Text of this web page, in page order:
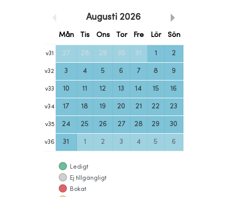
Augusti 2026
Mån Tis Ons Tor Fre Lör Sön
v31 27 28 29 30 31 1 2
v32 3 4 5 6 7 8 9
v33 10 11 12 13 14 15 16
v34 17 18 19 20 21 22 23
v35 24 25 26 27 28 29 30
v36 31 1 2 3 4 5 6
Ledigt
Ej tillgängligt
Bokat